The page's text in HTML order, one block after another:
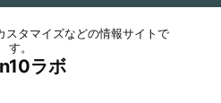
タマイズなどの情報サイトで
す。
ラボ